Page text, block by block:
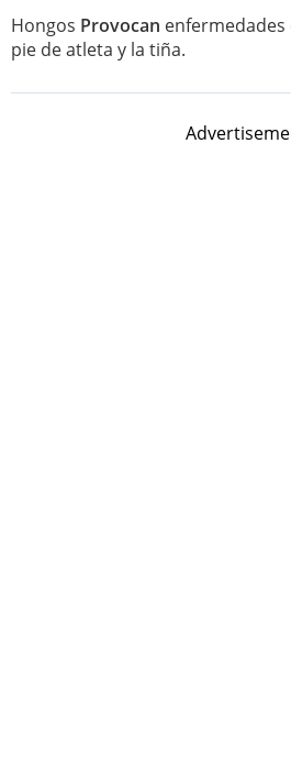
Hongos Provocan enfermedades
pie de atleta y la tiña.